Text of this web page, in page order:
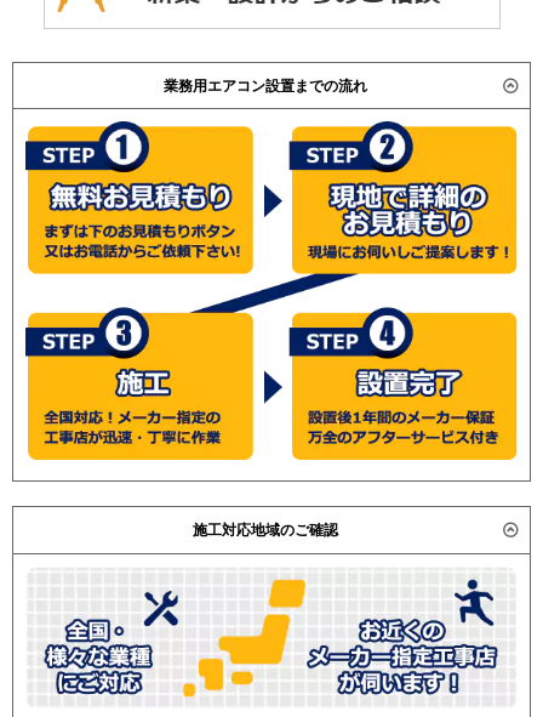
業務用エアコン設置までの流れ
施工対応地域のご確認